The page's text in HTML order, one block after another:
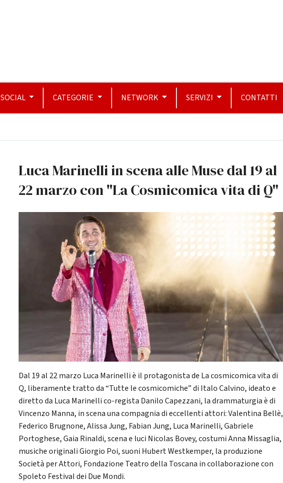
SOCIAL CATEGORIE NETWORK SERVIZI CONTATTI
Luca Marinelli in scena alle Muse dal 19 al
22 marzo con "La Cosmicomica vita di Q"
Dal 19 al 22 marzo Luca Marinelli è il protagonista de La cosmicomica vita di
Q, liberamente tratto da “Tutte le cosmicomiche” di Italo Calvino, ideato e
diretto da Luca Marinelli co-regista Danilo Capezzani, la drammaturgia è di
Vincenzo Manna, in scena una compagnia di eccellenti attori: Valentina Bellè,
Federico Brugnone, Alissa Jung, Fabian Jung, Luca Marinelli, Gabriele
Portoghese, Gaia Rinaldi, scena e luci Nicolas Bovey, costumi Anna Missaglia,
musiche originali Giorgio Poi, suoni Hubert Westkemper, la produzione
Società per Attori, Fondazione Teatro della Toscana in collaborazione con
Spoleto Festival dei Due Mondi.